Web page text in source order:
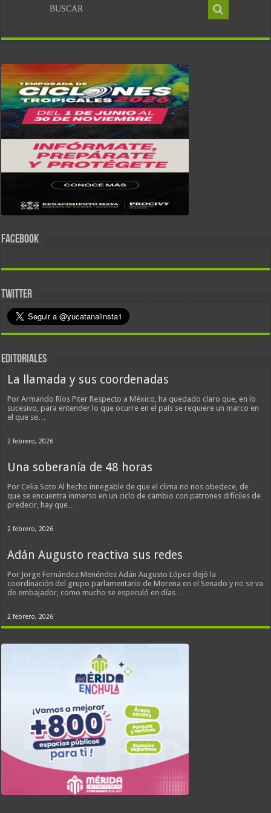
FACEBOOK
TWITTER
EDITORIALES
La llamada y sus coordenadas
Por Armando Ríos Piter Respecto a México, ha quedado claro que, en lo
sucesivo, para entender lo que ocurre en el país se requiere un marco en
el que se…
2 febrero, 2026
Una soberanía de 48 horas
Por Celia Soto Al hecho innegable de que el clima no nos obedece, de
que se encuentra inmerso en un ciclo de cambio con patrones difíciles de
predecir, hay que…
2 febrero, 2026
Adán Augusto reactiva sus redes
Por Jorge Fernández Menéndez Adán Augusto López dejó la
coordinación del grupo parlamentario de Morena en el Senado y no se va
de embajador, como mucho se especuló en días…
2 febrero, 2026